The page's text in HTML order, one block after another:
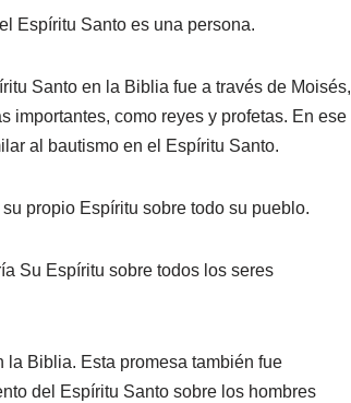
Espíritu Santo es una persona.
Santo en la Biblia fue a través de Moisés,
importantes, como reyes y profetas. En ese
al bautismo en el Espíritu Santo.
propio Espíritu sobre todo su pueblo.
Su Espíritu sobre todos los seres
Biblia. Esta promesa también fue
del Espíritu Santo sobre los hombres